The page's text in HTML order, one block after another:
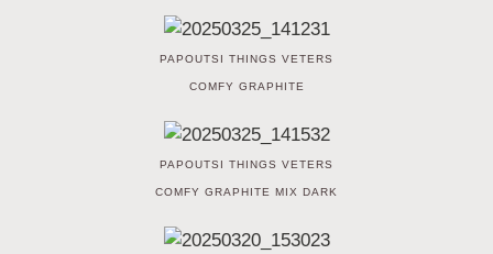
PAPOUTSI THINGS VETERS
COMFY GRAPHITE
PAPOUTSI THINGS VETERS
COMFY GRAPHITE MIX DARK